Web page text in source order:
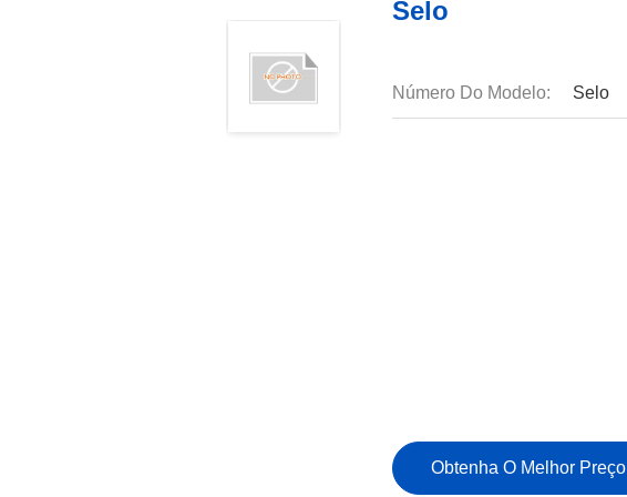
Selo
Número Do Modelo: Selo
Obtenha O Melhor Preço